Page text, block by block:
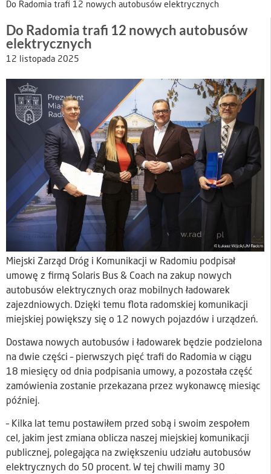
Do Radomia trafi 12 nowych autobusów elektrycznych
Do Radomia trafi 12 nowych autobusów
elektrycznych
12 listopada 2025
Miejski Zarząd Dróg i Komunikacji w Radomiu podpisał
umowę z firmą Solaris Bus & Coach na zakup nowych
autobusów elektrycznych oraz mobilnych ładowarek
zajezdniowych. Dzięki temu flota radomskiej komunikacji
miejskiej powiększy się o 12 nowych pojazdów i urządzeń.
Dostawa nowych autobusów i ładowarek będzie podzielona
na dwie części – pierwszych pięć trafi do Radomia w ciągu
18 miesięcy od dnia podpisania umowy, a pozostała część
zamówienia zostanie przekazana przez wykonawcę miesiąc
później.
– Kilka lat temu postawiłem przed sobą i swoim zespołem
cel, jakim jest zmiana oblicza naszej miejskiej komunikacji
publicznej, polegająca na zwiększeniu udziału autobusów
elektrycznych do 50 procent. W tej chwili mamy 30